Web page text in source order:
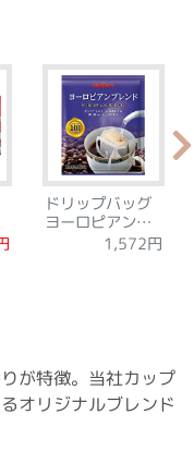
ドリップバッグ
ヨーロピアンブ
レンド 12袋1,572円
が特徴。当社カップ
オリジナルブレンド